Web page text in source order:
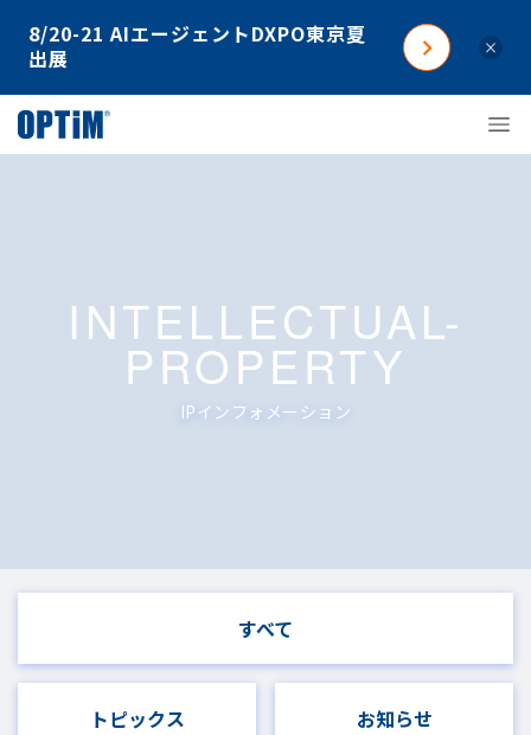
8/20-21 AIエージェントDXPO東京夏
出展
×
INTELLECTUAL-
PROPERTY
IPインフォメーション
すべて
トピックス お知らせ